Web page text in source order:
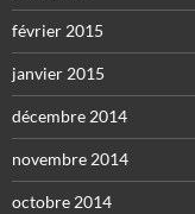
février 2015
janvier 2015
décembre 2014
novembre 2014
octobre 2014